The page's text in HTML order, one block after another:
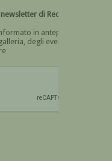
di Recta
in anteprima
degli eventi